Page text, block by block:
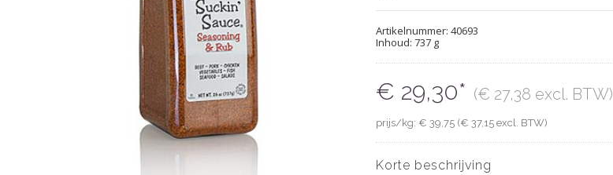
Artikelnummer: 40693
Inhoud: 737 g
€ 29,30* (€ 27,38 excl. BTW)
prijs/kg: € 39,75 (€ 37,15 excl. BTW)
Korte beschrijving